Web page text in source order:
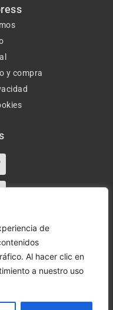
de
Al hacer clic en
a nuestro uso
y compra
17:00-20:00 – Sáb de
Todos los derechos